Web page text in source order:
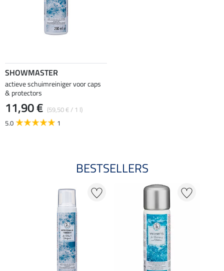
SHOWMASTER
actieve schuimreiniger voor caps
& protectors
11,90 € (59,50 € / 1 l)
5.0
1
BESTSELLERS